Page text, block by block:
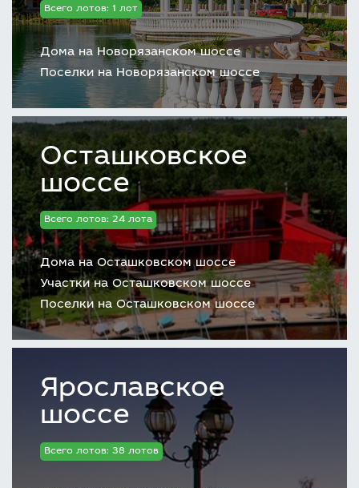
Всего лотов: 1 лот
Дома на Новорязанском шоссе
Поселки на Новорязанском шоссе
Осташковское
шоссе
Всего лотов: 24 лота
Дома на Осташковском шоссе
Участки на Осташковском шоссе
Поселки на Осташковском шоссе
Ярославское
шоссе
Всего лотов: 38 лотов